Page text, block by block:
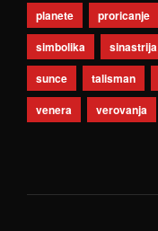
planete
proricanje
simbolika
sinastrija
sunce
talisman
venera
verovanja